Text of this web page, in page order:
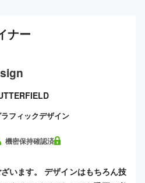
ナー
ラフィックデザイン
機密保持確認済
います。 デザインはもちろん技